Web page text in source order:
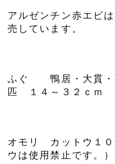
アルゼンチン赤エビ
売しています。
ふぐ 鴨居・大貫
匹 １４～３２ｃ
オモリ カットウ１０
ウは使用禁止です。